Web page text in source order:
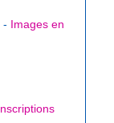
- Images en